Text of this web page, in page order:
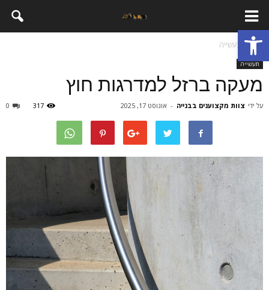
פתח סרגל נגישות
בית תעשייה
תעשייה
מעקה ברזל למדרגות חוץ
על ידי צוות מקצוענים בבנייה - אוגוסט 17, 2025 0 317